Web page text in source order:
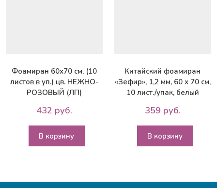
Фоамиран 60х70 см, (10
листов в уп.) цв. НЕЖНО-
РОЗОВЫЙ (ЛП)
432 руб.
В корзину
Китайский фоамиран
«Зефир», 1,2 мм, 60 х 70 см,
10 лист./упак, белый
359 руб.
В корзину